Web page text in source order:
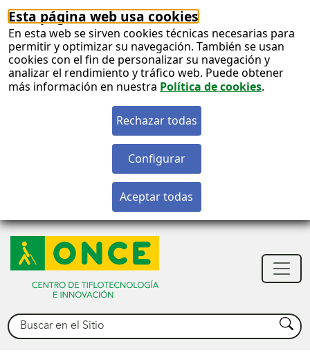
Esta página web usa cookies
En esta web se sirven cookies técnicas necesarias para
permitir y optimizar su navegación. También se usan
cookies con el fin de personalizar su navegación y
analizar el rendimiento y tráfico web. Puede obtener
más información en nuestra Política de cookies.
Buscar Buscar